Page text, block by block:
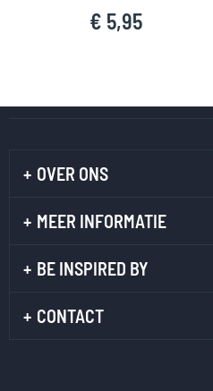
€ 5,95
OVER ONS
MEER INFORMATIE
BE INSPIRED BY
CONTACT